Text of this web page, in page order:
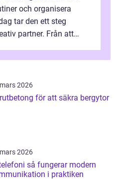
och organisera
tar den ett steg
partner. Från att
2026
för att säkra bergytor
2026
så fungerar modern
i praktiken